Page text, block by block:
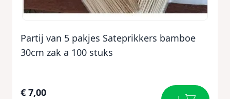
Partij van 5 pakjes Sateprikkers bamboe
30cm zak a 100 stuks
€ 7,00